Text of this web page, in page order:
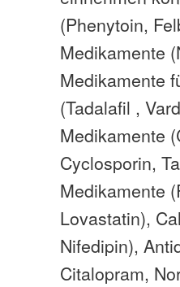
(Phenytoin,
Medikamente
Medikamente
(Tadalafil ,
Medikamente
Cyclosporin,
Medikamente
Lovastatin),
Nifedipin),
Citalopram,